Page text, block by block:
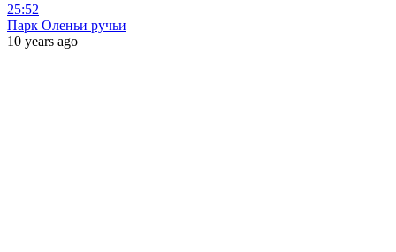
25:52
Парк Оленьи ручьи
10 years ago